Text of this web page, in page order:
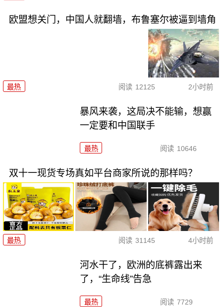
欧盟想关门，中国人就翻墙，布鲁塞尔被逼到墙角
最热 阅读 12125 2小时前
暴风来袭，这局决不能输，想赢
一定要和中国联手
最热 阅读 10646
双十一现货专场真如平台商家所说的那样吗？
最热 阅读 31145 4小时前
河水干了，欧洲的底裤露出来
了，“生命线”告急
最热 阅读 7729